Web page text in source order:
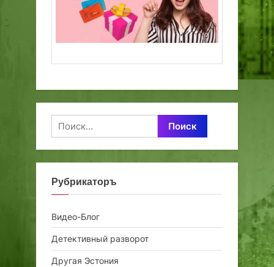
Найти:
Рубрикаторъ
Видео-Блог
Детективный разворот
Другая Эстония